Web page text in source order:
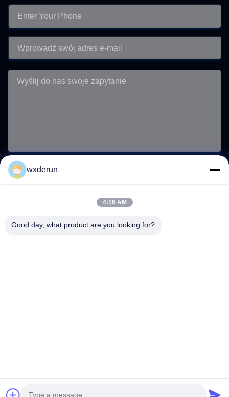
Sprzedawca. 2026 Wuxi Derun Electron Co., Ltd Wszystkie
wxderun
4:16 AM
Good day, what product are you looking for?